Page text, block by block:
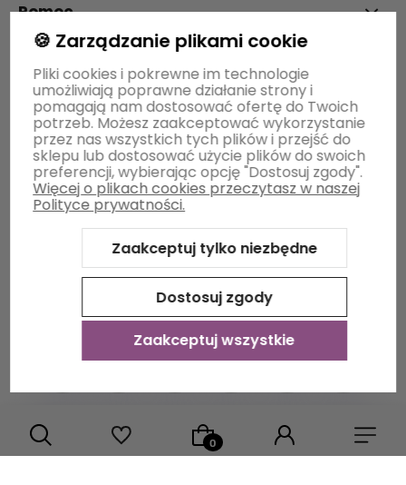
Pomoc
Moje konto
Płatności i dostawa
Informacje
3.0™
od GrowCommerce
🍪 Zarządzanie plikami cookie
Pliki cookies i pokrewne im technologie
umożliwiają poprawne działanie strony i
pomagają nam dostosować ofertę do Twoich
potrzeb. Możesz zaakceptować wykorzystanie
przez nas wszystkich tych plików i przejść do
sklepu lub dostosować użycie plików do swoich
preferencji, wybierając opcję "Dostosuj zgody".
Więcej o plikach cookies przeczytasz w naszej
Polityce prywatności.
Zaakceptuj tylko niezbędne
Dostosuj zgody
Zaakceptuj wszystkie